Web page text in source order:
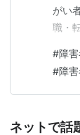
発達障害者
http://
がい
職・
出典
#障
#障
ネットで話